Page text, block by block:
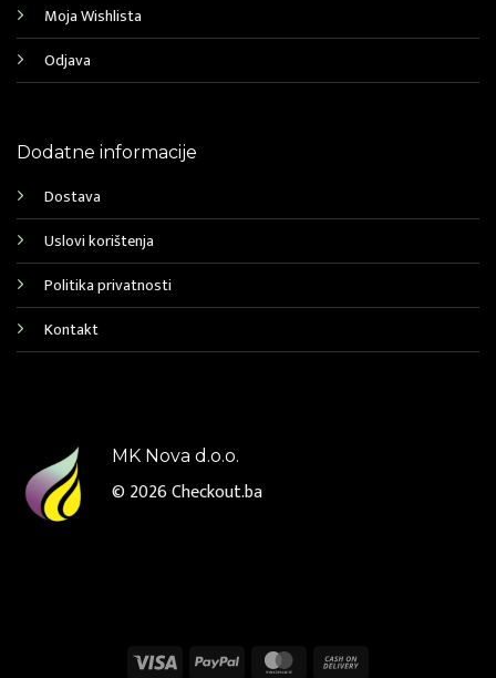
Moja Wishlista
Odjava
Dodatne informacije
Dostava
Uslovi korištenja
Politika privatnosti
Kontakt
MK Nova d.o.o.
© 2026Checkout.ba